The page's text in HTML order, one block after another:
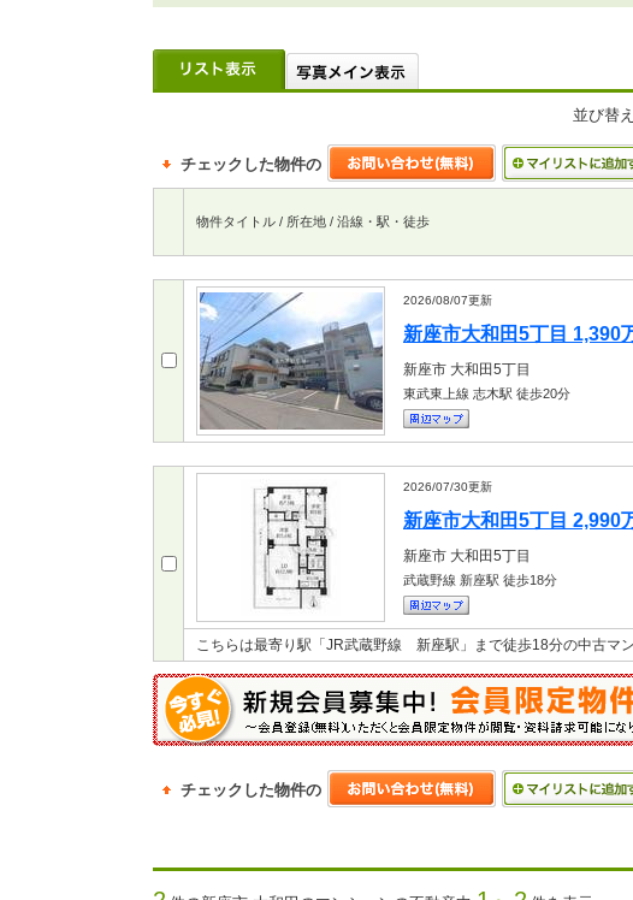
並び替
チェックした物件の
物件タイトル / 所在地 / 沿線・駅・徒歩
2026/08/07更新
新座市大和田5丁目 1,390
新座市 大和田5丁目
東武東上線 志木駅 徒歩20分
2026/07/30更新
新座市大和田5丁目 2,990
新座市 大和田5丁目
武蔵野線 新座駅 徒歩18分
こちらは最寄り駅「JR武蔵野線 新座駅」まで徒歩18分の中古
チェックした物件の